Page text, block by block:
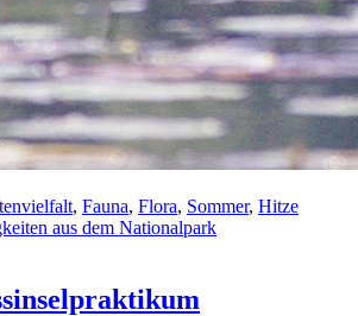
, Fauna, Flora, Sommer, Hitze
aus dem Nationalpark